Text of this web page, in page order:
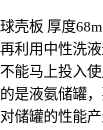
球壳板 厚度
再利用中性洗
不能马上投入
的是液氨储罐
对储罐的性能